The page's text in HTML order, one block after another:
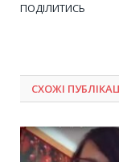
ПОДІЛИТИСЬ
СХОЖІ